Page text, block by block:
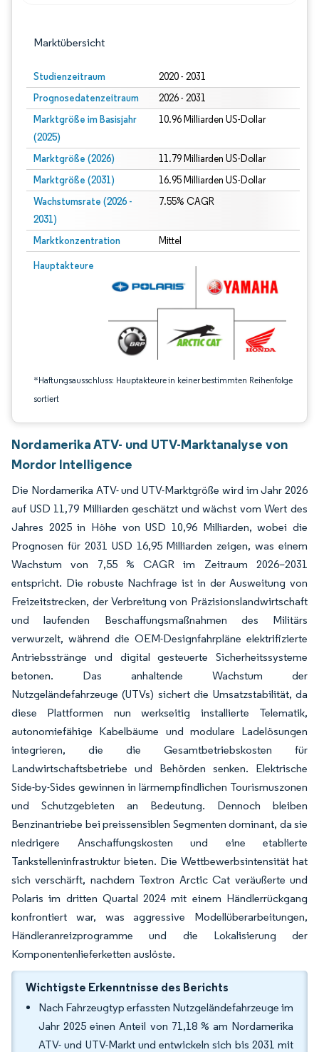
Marktübersicht
Studienzeitraum 2020 - 2031
Prognosedatenzeitraum 2026 - 2031
Marktgröße im Basisjahr
(2025)
10.96 Milliarden US-Dollar
Marktgröße (2026) 11.79 Milliarden US-Dollar
Marktgröße (2031) 16.95 Milliarden US-Dollar
Wachstumsrate (2026 -
2031)
7.55% CAGR
Marktkonzentration Mittel
Hauptakteure
*Haftungsausschluss: Hauptakteure in keiner bestimmten Reihenfolge
sortiert
Bild © Mordor Intelligence. Wiederverwendung erfordert Namensnennung
Nordamerika ATV- und UTV-Marktanalyse von
Mordor Intelligence
Die Nordamerika ATV- und UTV-Marktgröße wird im Jahr 2026
auf USD 11,79 Milliarden geschätzt und wächst vom Wert des
Jahres 2025 in Höhe von USD 10,96 Milliarden, wobei die
Prognosen für 2031 USD 16,95 Milliarden zeigen, was einem
Wachstum von 7,55 % CAGR im Zeitraum 2026–2031
entspricht. Die robuste Nachfrage ist in der Ausweitung von
Freizeitstrecken, der Verbreitung von Präzisionslandwirtschaft
und laufenden Beschaffungsmaßnahmen des Militärs
verwurzelt, während die OEM-Designfahrpläne elektrifizierte
Antriebsstränge und digital gesteuerte Sicherheitssysteme
betonen. Das anhaltende Wachstum der
Nutzgeländefahrzeuge (UTVs) sichert die Umsatzstabilität, da
diese Plattformen nun werkseitig installierte Telematik,
autonomiefähige Kabelbäume und modulare Ladelösungen
integrieren, die die Gesamtbetriebskosten für
Landwirtschaftsbetriebe und Behörden senken. Elektrische
Side-by-Sides gewinnen in lärmempfindlichen Tourismuszonen
und Schutzgebieten an Bedeutung. Dennoch bleiben
Benzinantriebe bei preissensiblen Segmenten dominant, da sie
niedrigere Anschaffungskosten und eine etablierte
Tankstelleninfrastruktur bieten. Die Wettbewerbsintensität hat
sich verschärft, nachdem Textron Arctic Cat veräußerte und
Polaris im dritten Quartal 2024 mit einem Händlerrückgang
konfrontiert war, was aggressive Modellüberarbeitungen,
Händleranreizprogramme und die Lokalisierung der
Komponentenlieferketten auslöste.
Wichtigste Erkenntnisse des Berichts
Nach Fahrzeugtyp erfassten Nutzgeländefahrzeuge im
Jahr 2025 einen Anteil von 71,18 % am Nordamerika
ATV- und UTV-Markt und entwickeln sich bis 2031 mit